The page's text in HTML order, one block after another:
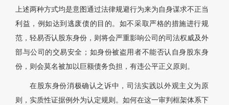
上述两种方式均是意图通过法律规避行为来为自身谋求不正当
利益，例如达到逃废债的目的。如不采取严格的措施进行规
范，轻易否认股东身份，则将会严重影响公司的司法权威及外
部与公司的交易安全；如身份被盗用者不能否认自身股东身
份，则会莫名被加以巨额债务负担，有违公平正义原则。
在股东身份消极确认之诉中，司法实践以外观主义为原
则，实质性证据例外为认定规则。如何在这一审判框架体系下